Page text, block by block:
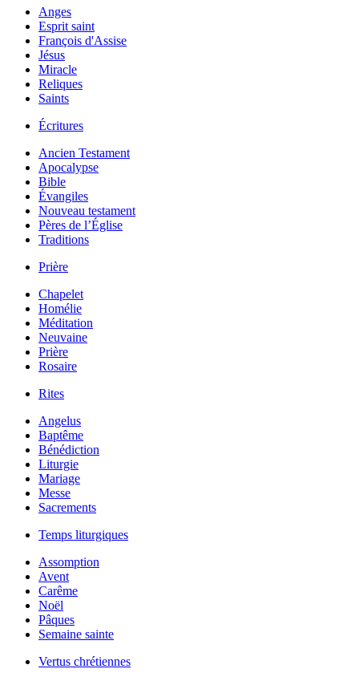
Anges
Esprit saint
François d'Assise
Jésus
Miracle
Reliques
Saints
Écritures
Ancien Testament
Apocalypse
Bible
Évangiles
Nouveau testament
Pères de l’Église
Traditions
Prière
Chapelet
Homélie
Méditation
Neuvaine
Prière
Rosaire
Rites
Angelus
Baptême
Bénédiction
Liturgie
Mariage
Messe
Sacrements
Temps liturgiques
Assomption
Avent
Carême
Noël
Pâques
Semaine sainte
Vertus chrétiennes